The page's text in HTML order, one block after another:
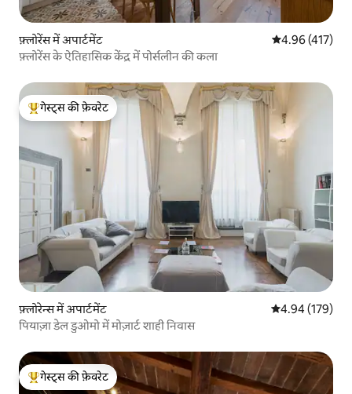
फ़्लोरेंस में अपार्टमेंट औसत रेटिंग 5 में से
4.96 (417)
फ़्लोरेंस के ऐतिहासिक केंद्र में पोर्सलीन की कला
गेस्ट्स का टॉप फ़ेवरेट
गेस्ट्स की फ़ेवरेट
फ़्लोरेन्स में अपार्टमेंट औसत रेटिंग 5 में से
4.94 (179)
पियाज़ा डेल डुओमो में मोज़ार्ट शाही निवास
गेस्ट्स का टॉप फ़ेवरेट
गेस्ट्स की फ़ेवरेट